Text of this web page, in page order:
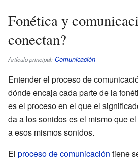
Fonética y
conectan?
Artículo principal: Comunicación
Entender el proceso de
dónde encaja cada parte de la
es el proceso en el que el
da a los sonidos es el mismo que
a esos mismos sonidos.
El proceso de comunicación tiene